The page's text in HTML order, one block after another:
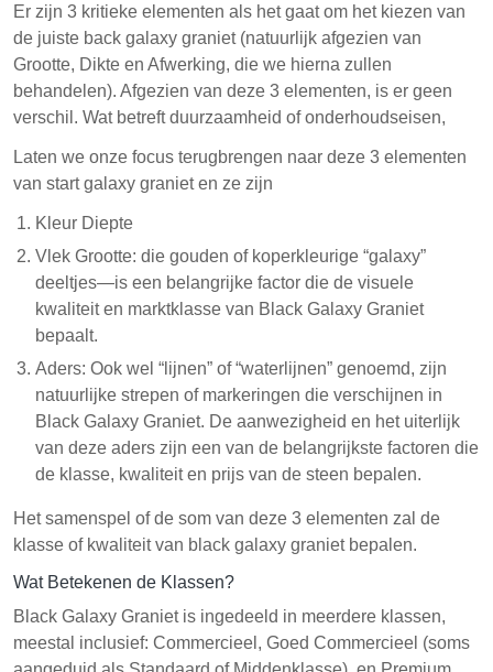
Er zijn 3 kritieke elementen als het gaat om het kiezen van
de juiste back galaxy graniet (natuurlijk afgezien van
Grootte, Dikte en Afwerking, die we hierna zullen
behandelen). Afgezien van deze 3 elementen, is er geen
verschil. Wat betreft duurzaamheid of onderhoudseisen,
Laten we onze focus terugbrengen naar deze 3 elementen
van start galaxy graniet en ze zijn
Kleur Diepte
Vlek Grootte: die gouden of koperkleurige “galaxy”
deeltjes—is een belangrijke factor die de visuele
kwaliteit en marktklasse van Black Galaxy Graniet
bepaalt.
Aders: Ook wel “lijnen” of “waterlijnen” genoemd, zijn
natuurlijke strepen of markeringen die verschijnen in
Black Galaxy Graniet. De aanwezigheid en het uiterlijk
van deze aders zijn een van de belangrijkste factoren die
de klasse, kwaliteit en prijs van de steen bepalen.
Het samenspel of de som van deze 3 elementen zal de
klasse of kwaliteit van black galaxy graniet bepalen.
Wat Betekenen de Klassen?
Black Galaxy Graniet is ingedeeld in meerdere klassen,
meestal inclusief: Commercieel, Goed Commercieel (soms